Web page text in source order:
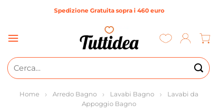
Spedizione Gratuita sopra i 460 euro
Cerca:
Home Arredo Bagno Lavabi Bagno
Lavabi da
Appoggio Bagno